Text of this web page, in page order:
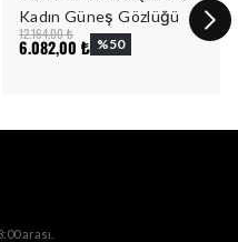
Kadın Güneş Gözlüğü
12.164,00 ₺
6.082,00 ₺ %50
arası.